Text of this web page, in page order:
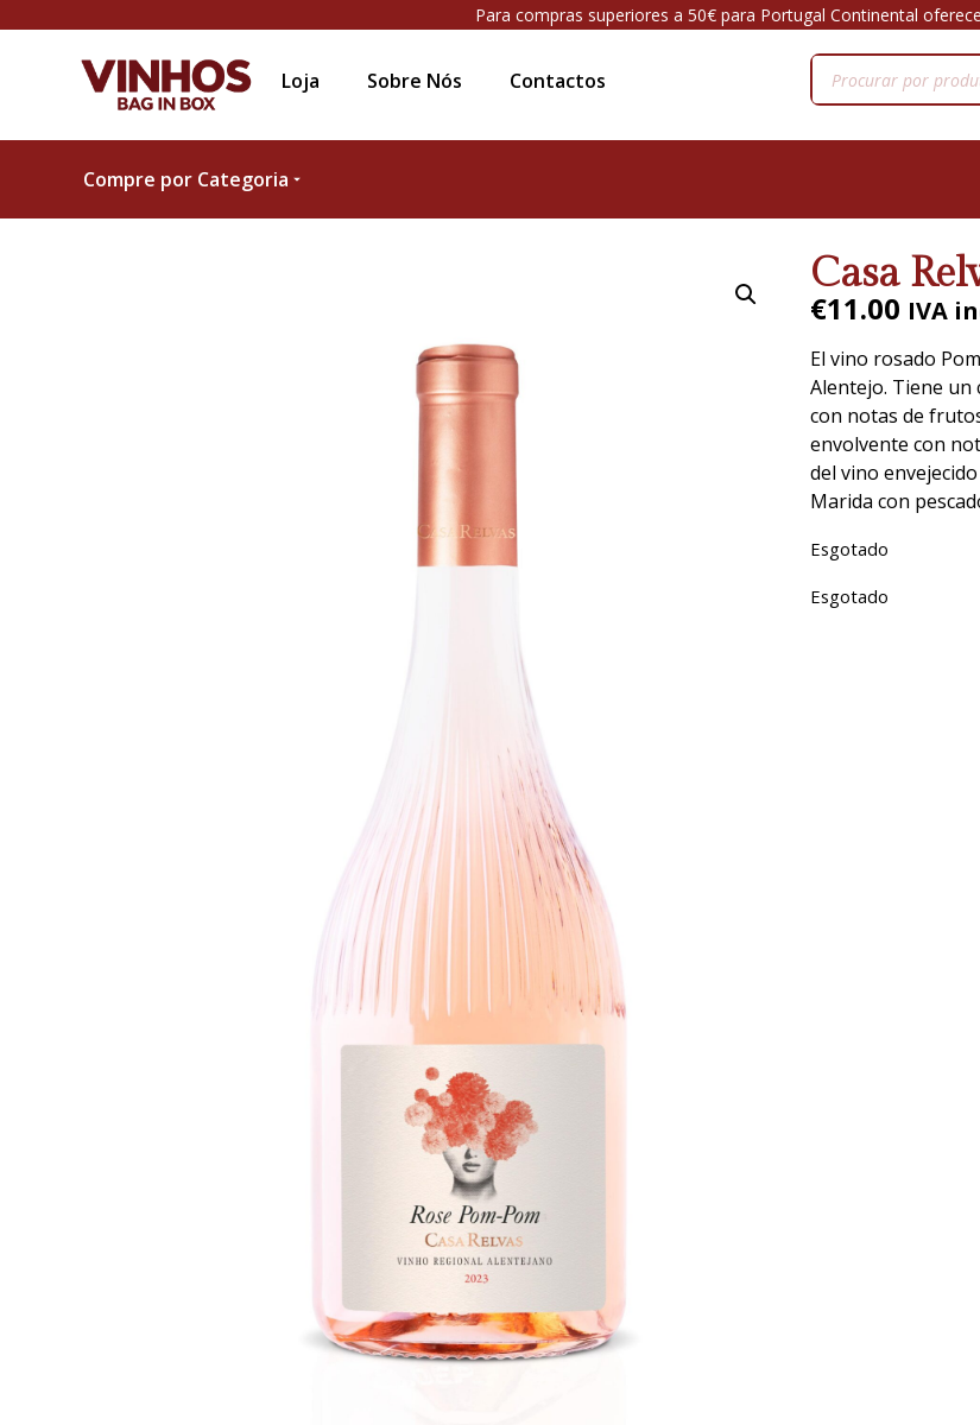
Para compras superiores a 50€ para Portugal Continental
Loja Sobre Nós Contactos
Compre por Categoria
Casa
€11.00 IVA
El vino rosado
Alentejo. Tiene
con notas de
envolvente con
del vino
Marida con
Esgotado
Esgotado